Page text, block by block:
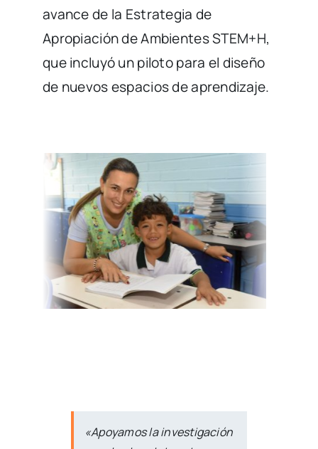
avance de la Estrategia de
Apropiación de Ambientes STEM+H,
que incluyó un piloto para el diseño
de nuevos espacios de aprendizaje.
«Apoyamos la investigación